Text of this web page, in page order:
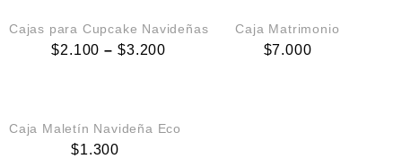
Cajas para Cupcake Navideñas
$2.100 – $3.200
Caja Matrimonio
$7.000
Caja Maletín Navideña Eco
$1.300